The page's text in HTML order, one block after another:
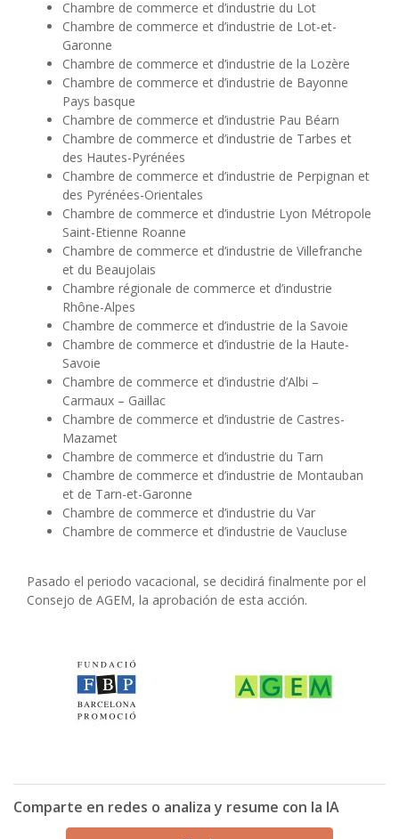
Chambre de commerce et d’industrie du Lot
Chambre de commerce et d’industrie de Lot-et-
Garonne
Chambre de commerce et d’industrie de la Lozère
Chambre de commerce et d’industrie de Bayonne
Pays basque
Chambre de commerce et d’industrie Pau Béarn
Chambre de commerce et d’industrie de Tarbes et
des Hautes-Pyrénées
Chambre de commerce et d’industrie de Perpignan et
des Pyrénées-Orientales
Chambre de commerce et d’industrie Lyon Métropole
Saint-Etienne Roanne
Chambre de commerce et d’industrie de Villefranche
et du Beaujolais
Chambre régionale de commerce et d’industrie
Rhône-Alpes
Chambre de commerce et d’industrie de la Savoie
Chambre de commerce et d’industrie de la Haute-
Savoie
Chambre de commerce et d’industrie d’Albi –
Carmaux – Gaillac
Chambre de commerce et d’industrie de Castres-
Mazamet
Chambre de commerce et d’industrie du Tarn
Chambre de commerce et d’industrie de Montauban
et de Tarn-et-Garonne
Chambre de commerce et d’industrie du Var
Chambre de commerce et d’industrie de Vaucluse
Pasado el periodo vacacional, se decidirá finalmente por el
Consejo de AGEM, la aprobación de esta acción.
Comparte en redes o analiza y resume con la IA